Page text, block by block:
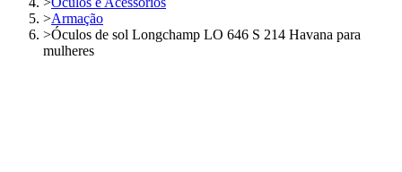
>Armação
>Óculos de sol Longchamp LO 646 S 214 Havana para
mulheres